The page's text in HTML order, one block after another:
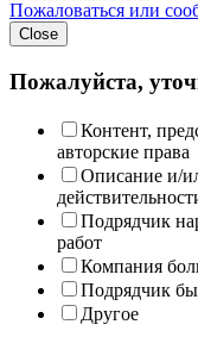
Пожаловаться или
Close
Пожалуйста,
Контент,
авторские права
Описание и/
Подрядчик
работ
Компания
Подрядчик
Другое